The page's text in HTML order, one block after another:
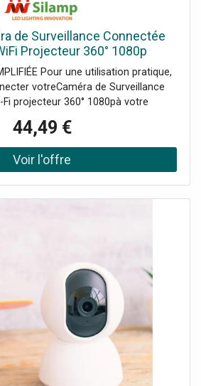
de Surveillance Connectée
Projecteur 360° 1080p
Pour une utilisation pratique,
votreCaméra de Surveillance
projecteur 360° 1080pà votre
ensuite avoir accès à ce qui se
en temps réel, même en étant
a une tension de 5V. L'adaptateur
via l'application. De plus, il vous
cet objet en Babyphone. Équipez
caméra connectée et bénéficiez
STOCKEZ SUR LE CLOUD La
Connectée Wi-Fi projecteur 360°
une mise en marche simplifiée, grâce
intégrée. Elle peut effectuer des
et est dotée d'un angle de vue de
44,49 €